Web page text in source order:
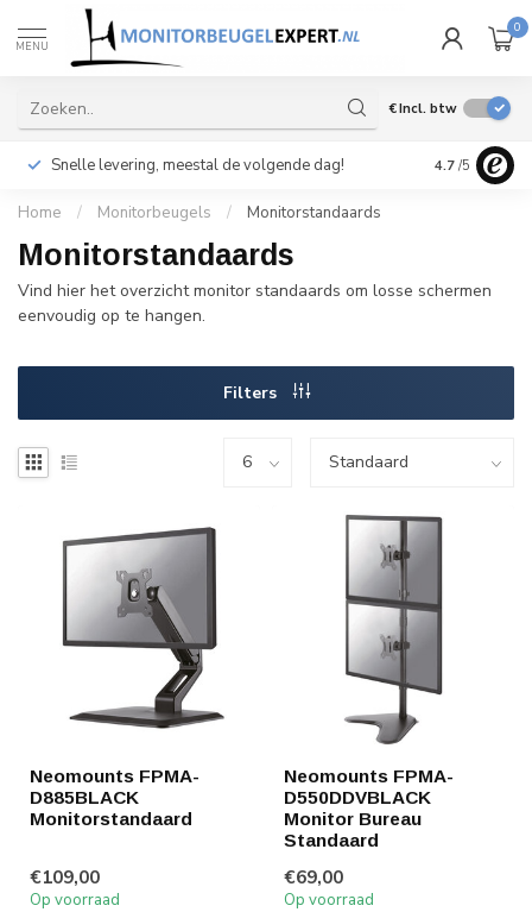
MENU
0
€Incl. btw
Snelle levering, meestal de volgende dag! 4.7 /5
Home / Monitorbeugels / Monitorstandaards
Monitorstandaards
Vind hier het overzicht monitor standaards om losse schermen
eenvoudig op te hangen.
Filters
Neomounts FPMA-
D885BLACK
Monitorstandaard
€109,00
Op voorraad
Neomounts FPMA-
D550DDVBLACK
Monitor Bureau
Standaard
€69,00
Op voorraad